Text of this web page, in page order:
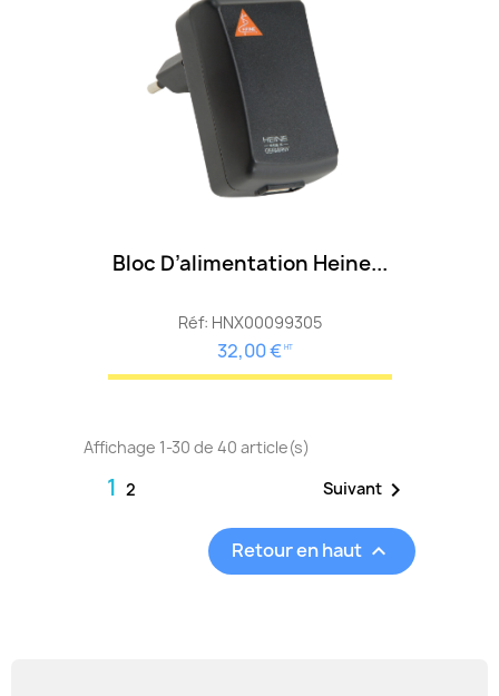
Bloc D’alimentation Heine...
Réf: HNX00099305
32,00 € HT
Affichage 1-30 de 40 article(s)
1 2 Suivant 
Retour en haut 